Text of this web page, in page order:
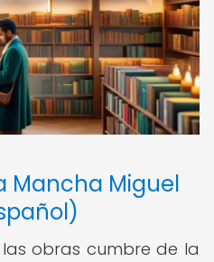
Mancha Miguel
obras cumbre de la